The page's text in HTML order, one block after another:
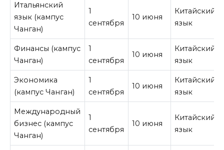
Итальянский
язык (кампус
Чанган)
1
сентября
10 июня
Китайский
язык
Финансы (кампус
Чанган)
1
сентября
10 июня
Китайский
язык
Экономика
(кампус Чанган)
1
сентября
10 июня
Китайский
язык
Международный
бизнес (кампус
Чанган)
1
сентября
10 июня
Китайский
язык